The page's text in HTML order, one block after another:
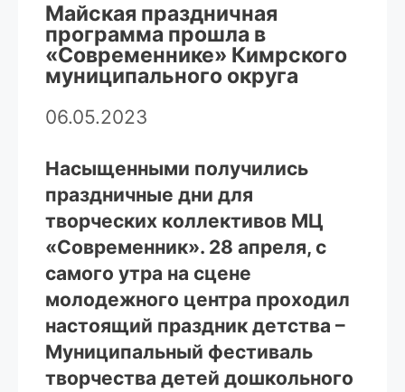
Майская праздничная
программа прошла в
«Современнике» Кимрского
муниципального округа
06.05.2023
Насыщенными получились
праздничные дни для
творческих коллективов МЦ
«Современник». 28 апреля, с
самого утра на сцене
молодежного центра проходил
настоящий праздник детства –
Муниципальный фестиваль
творчества детей дошкольного